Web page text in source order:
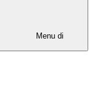
Menu di